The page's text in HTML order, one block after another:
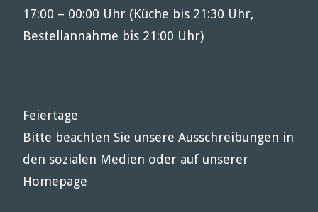
17:00 – 00:00 Uhr (Küche bis 21:30 Uhr,
Bestellannahme bis 21:00 Uhr)
Feiertage
Bitte beachten Sie unsere Ausschreibungen in
den sozialen Medien oder auf unserer
Homepage